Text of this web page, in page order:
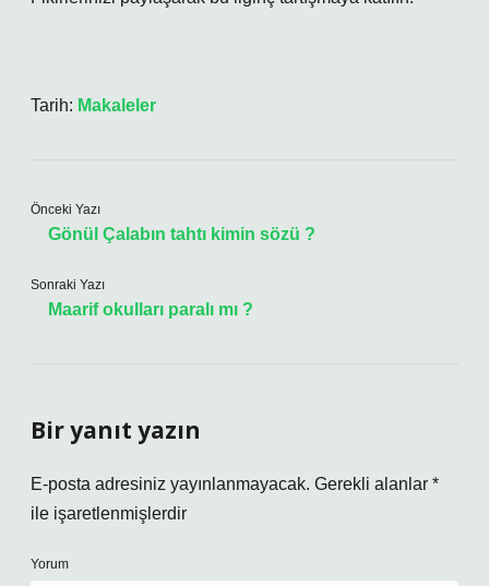
Tarih: Makaleler
Önceki Yazı
Gönül Çalabın tahtı kimin sözü ?
Sonraki Yazı
Maarif okulları paralı mı ?
Bir yanıt yazın
E-posta adresiniz yayınlanmayacak. Gerekli alanlar *
ile işaretlenmişlerdir
Yorum